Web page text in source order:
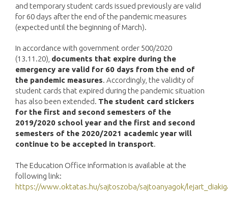
and temporary student cards issued previously are valid
for 60 days after the end of the pandemic measures
(expected until the beginning of March).
In accordance with government order 500/2020
(13.11.20), documents that expire during the
emergency are valid for 60 days from the end of
the pandemic measures. Accordingly, the validity of
student cards that expired during the pandemic situation
has also been extended. The student card stickers
for the first and second semesters of the
2019/2020 school year and the first and second
semesters of the 2020/2021 academic year will
continue to be accepted in transport.
The Education Office information is available at the
following link:
https://www.oktatas.hu/sajtoszoba/sajtoanyagok/